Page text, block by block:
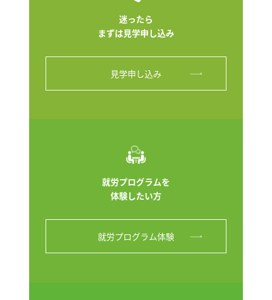
迷ったら
まずは見学申し込み
見学申し込み
就労プログラムを
体験したい方
就労プログラム体験